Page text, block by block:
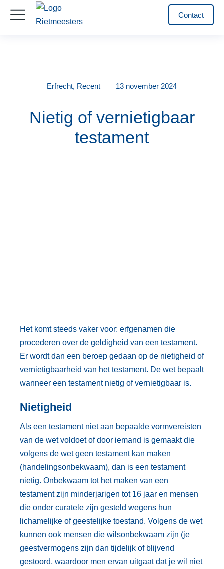
Contact
Erfrecht, Recent 13 november 2024
Nietig of vernietigbaar
testament
Het komt steeds vaker voor: erfgenamen die
procederen over de geldigheid van een testament.
Er wordt dan een beroep gedaan op de nietigheid of
vernietigbaarheid van het testament. De wet bepaalt
wanneer een testament nietig of vernietigbaar is.
Nietigheid
Als een testament niet aan bepaalde vormvereisten
van de wet voldoet of door iemand is gemaakt die
volgens de wet geen testament kan maken
(handelingsonbekwaam), dan is een testament
nietig. Onbekwaam tot het maken van een
testament zijn minderjarigen tot 16 jaar en mensen
die onder curatele zijn gesteld wegens hun
lichamelijke of geestelijke toestand. Volgens de wet
kunnen ook mensen die wilsonbekwaam zijn (je
geestvermogens zijn dan tijdelijk of blijvend
gestoord, waardoor men ervan uitgaat dat je wil niet